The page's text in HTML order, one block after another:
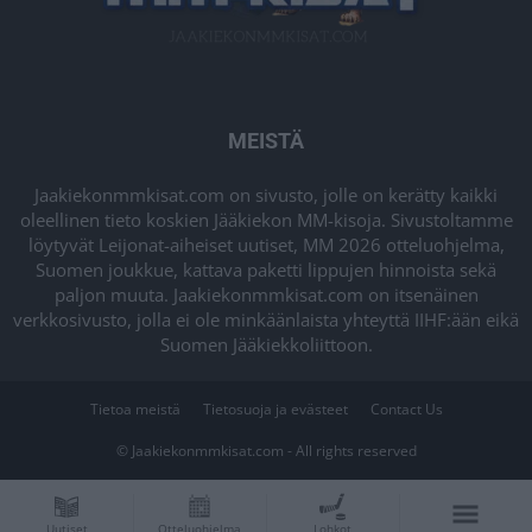
MEISTÄ
Jaakiekonmmkisat.com on sivusto, jolle on kerätty kaikki
oleellinen tieto koskien Jääkiekon MM-kisoja. Sivustoltamme
löytyvät Leijonat-aiheiset uutiset, MM 2026 otteluohjelma,
Suomen joukkue, kattava paketti lippujen hinnoista sekä
paljon muuta. Jaakiekonmmkisat.com on itsenäinen
verkkosivusto, jolla ei ole minkäänlaista yhteyttä IIHF:ään eikä
Suomen Jääkiekkoliittoon.
Tietoa meistä Tietosuoja ja evästeet Contact Us
© Jaakiekonmmkisat.com - All rights reserved
Uutiset Otteluohjelma Lohkot